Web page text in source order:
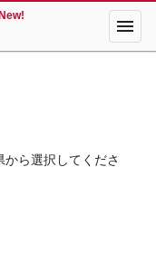
New! menu
ら選択してくださ